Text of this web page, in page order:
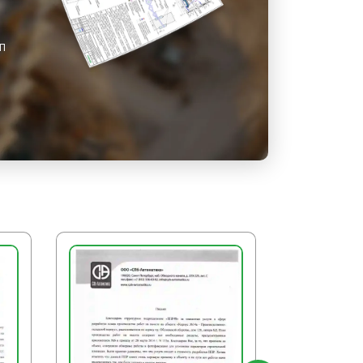
установки.
блок пломбируется и
устанавливает
от несанкционированного
при необходимости снимают
предупредительные знаки.